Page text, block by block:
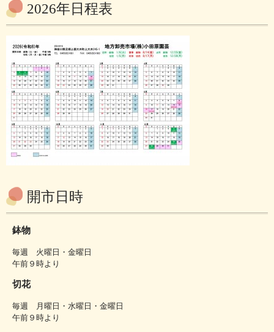
2026年日程表
開市日時
鉢物
毎週 火曜日・金曜日
午前９時より
切花
毎週 月曜日・水曜日・金曜日
午前９時より